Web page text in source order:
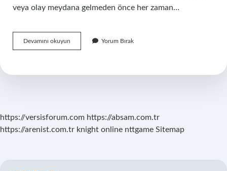
veya olay meydana gelmeden önce her zaman…
Devamını okuyun
Olmayan
Olmaz
Yorum Bırak
https://versisforum.com https://absam.com.tr
https://arenist.com.tr knight online nttgame Sitemap